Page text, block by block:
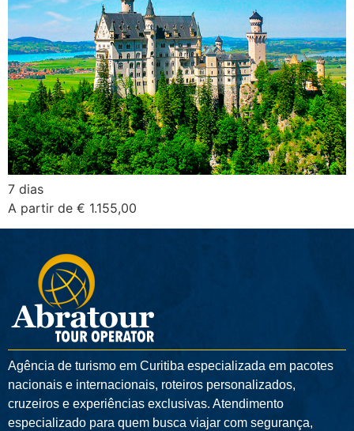
7 dias
A partir de € 1.155,00
Agência de turismo em Curitiba especializada em pacotes
nacionais e internacionais, roteiros personalizados,
cruzeiros e experiências exclusivas. Atendimento
especializado para quem busca viajar com segurança,